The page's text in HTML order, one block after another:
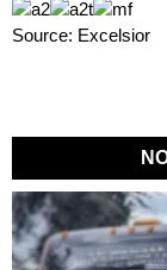
Source: Excelsior